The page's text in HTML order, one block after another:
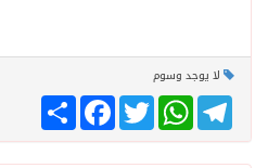
لا يوجد وسوم
انشر
FacebookTwitter
WhatsAppTelegram